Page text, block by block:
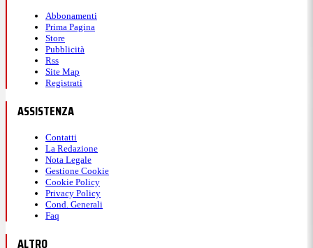
Abbonamenti
Prima Pagina
Store
Pubblicità
Rss
Site Map
Registrati
ASSISTENZA
Contatti
La Redazione
Nota Legale
Gestione Cookie
Cookie Policy
Privacy Policy
Cond. Generali
Faq
ALTRO